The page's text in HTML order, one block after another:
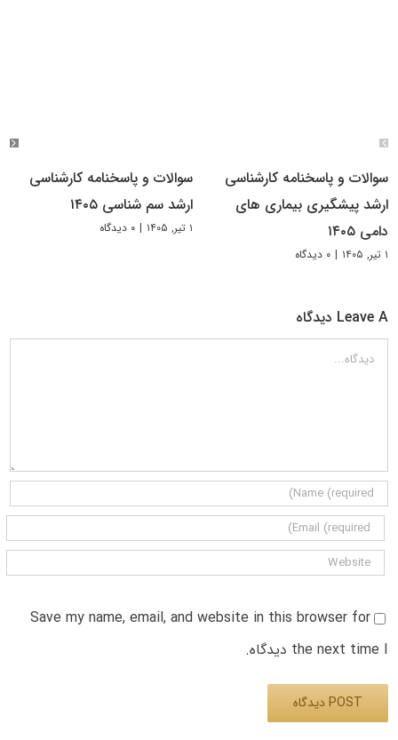
سوالات و پاسخنامه کارشناسی
ارشد پیشگیری بیماری های
دامی ۱۴۰۵
۱ تیر, ۱۴۰۵ | ۰ دیدگاه
سوالات و پاسخنامه کارشناسی
ارشد سم شناسی ۱۴۰۵
۱ تیر, ۱۴۰۵ | ۰ دیدگاه
Leave A دیدگاه
دیدگاه
Save my name, email, and website in this browser for
the next time I دیدگاه.